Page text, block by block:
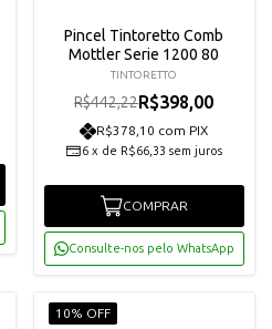
Pincel Tintoretto Comb
Mottler Serie 1200 80
TINTORETTO
R$442,22R$398,00
R$378,10 com PIX
6 x de R$66,33 sem juros
COMPRAR
Consulte-nos pelo WhatsApp
10% OFF